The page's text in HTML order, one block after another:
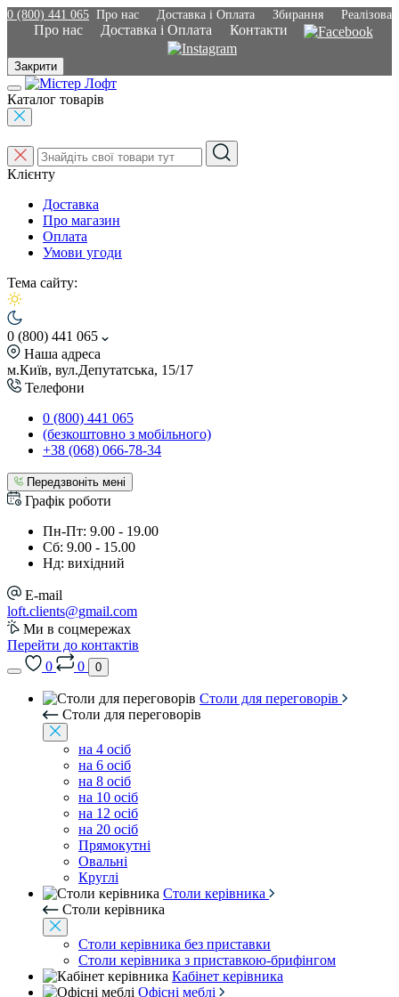
0 (800) 441 065 Про нас Доставка і Оплата Збирання
Про нас Доставка і Оплата Контакти
Закрити
Каталог товарів
Клієнту
Доставка
Про магазин
Оплата
Умови угоди
Тема сайту:
0 (800) 441 065
Наша адреса
м.Київ, вул.Депутатська, 15/17
Телефони
0 (800) 441 065
(безкоштовно з мобільного)
+38 (068) 066-78-34
Передзвоніть мені
Графік роботи
Пн-Пт: 9.00 - 19.00
Сб: 9.00 - 15.00
Нд: вихідний
E-mail
loft.clients@gmail.com
Ми в соцмережах
Перейти до контактів
0
0 0
Столи для переговорів
Столи для переговорів
на 4 осіб
на 6 осіб
на 8 осіб
на 10 осіб
на 12 осіб
на 20 осіб
Прямокутні
Овальні
Круглі
Столи керівника
Столи керівника
Столи керівника без приставки
Столи керівника з приставкою-брифінгом
Кабінет керівника
Офісні меблі